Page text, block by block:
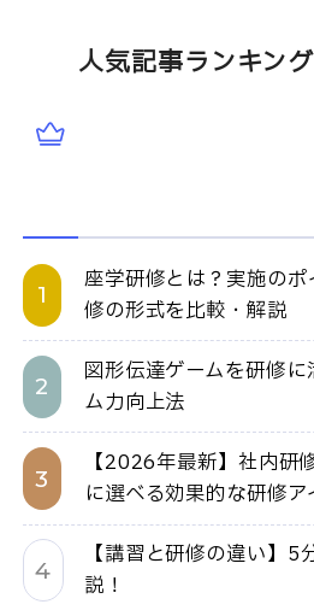
人気記事ランキング
座学研修とは？実施の
修の形式を比較・解説
図形伝達ゲームを研修
ム力向上法
【2026年最新】社内研
に選べる効果的な研修ア
【講習と研修の違い】5
説！